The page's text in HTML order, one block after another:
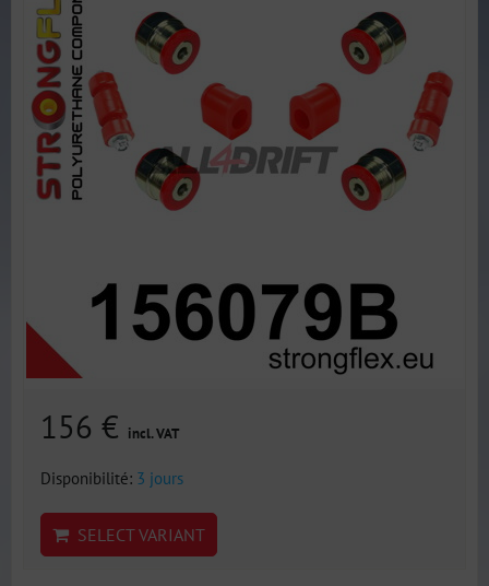
156 € incl. VAT
Disponibilité: 3 jours
SELECT VARIANT